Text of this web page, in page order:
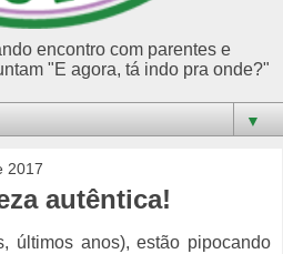
encontro com parentes e
"E agora, tá indo pra onde?"
▼
2017
autêntica!
últimos anos), estão pipocando